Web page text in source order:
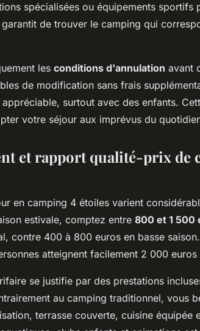
spécialisées ou équipements sportifs
de trouver le camping qui
les conditions d'annulation avant
de modification sans frais
surtout avec des enfants.
votre séjour aux imprévus du
et rapport qualité-prix de
en camping 4 étoiles varient
estivale, comptez entre 800 et 1 500
contre 400 à 800 euros en basse
atteignent facilement 2 000
se justifie par des prestations
au camping traditionnel, vous
terrasse couverte, cuisine équipée